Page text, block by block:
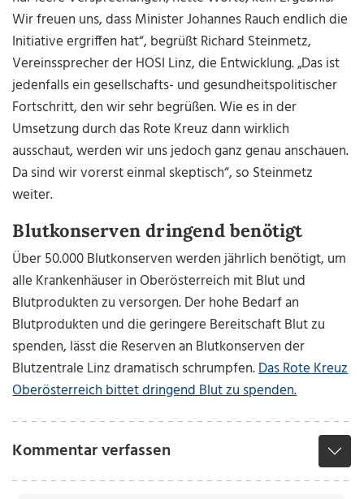
Wir freuen uns, dass Minister Johannes Rauch endlich die
Initiative ergriffen hat“, begrüßt Richard Steinmetz,
Vereinssprecher der HOSI Linz, die Entwicklung. „Das ist
jedenfalls ein gesellschafts- und gesundheitspolitischer
Fortschritt, den wir sehr begrüßen. Wie es in der
Umsetzung durch das Rote Kreuz dann wirklich
ausschaut, werden wir uns jedoch ganz genau anschauen.
Da sind wir vorerst einmal skeptisch“, so Steinmetz
weiter.
Blutkonserven dringend benötigt
Über 50.000 Blutkonserven werden jährlich benötigt, um
alle Krankenhäuser in Oberösterreich mit Blut und
Blutprodukten zu versorgen. Der hohe Bedarf an
Blutprodukten und die geringere Bereitschaft Blut zu
spenden, lässt die Reserven an Blutkonserven der
Blutzentrale Linz dramatisch schrumpfen.Das Rote Kreuz
Oberösterreich bittet dringend Blut zu spenden.
Kommentar verfassen